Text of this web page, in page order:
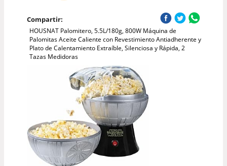
Compartir:
HOUSNAT Palomitero, 5.5L/180g, 800W Máquina de
Palomitas Aceite Caliente con Revestimiento Antiadherente y
Plato de Calentamiento Extraíble, Silenciosa y Rápida, 2
Tazas Medidoras